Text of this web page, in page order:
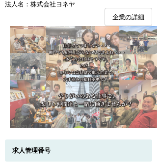
法人名：株式会社ヨネヤ
企業の詳細
求人管理番号